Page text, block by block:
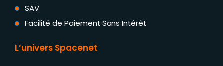
SAV
Facilité de Paiement Sans Intérêt
L’univers Spacenet